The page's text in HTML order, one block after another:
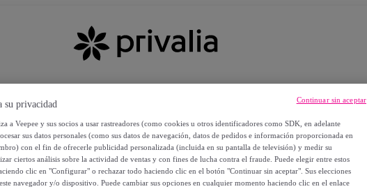
su privacidad
a Veepee y sus socios a usar rastreadores (como cookies u otros identificadores como SDK, en adelante
sus datos personales (como sus datos de navegación, datos de pedidos e información proporcionada en
con el fin de ofrecerle publicidad personalizada (incluida en su pantalla de televisión) y medir su
ciertos análisis sobre la actividad de ventas y con fines de lucha contra el fraude. Puede elegir entre estos
clic en "Configurar" o rechazar todo haciendo clic en el botón "Continuar sin aceptar". Sus elecciones
navegador y/o dispositivo. Puede cambiar sus opciones en cualquier momento haciendo clic en el enlace
Continuar sin aceptar